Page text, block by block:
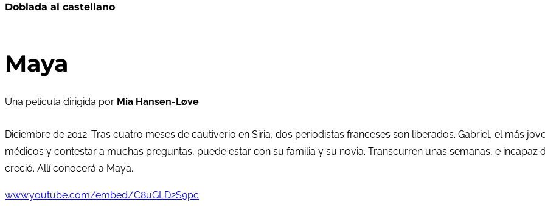
Doblada al castellano
Maya
Una película dirigida por Mia Hansen-Løve
Diciembre de 2012. Tras cuatro meses de cautiverio en Siria, dos periodistas franceses son liberados. Gabriel, el más
médicos y contestar a muchas preguntas, puede estar con su familia y su novia. Transcurren unas semanas, e
creció. Allí conocerá a Maya.
www.youtube.com/embed/C8uGLD2S9pc